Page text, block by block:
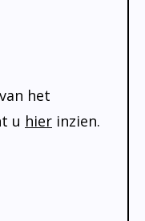
het
u hier inzien.